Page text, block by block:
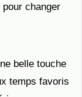
changer
belle touche
temps favoris